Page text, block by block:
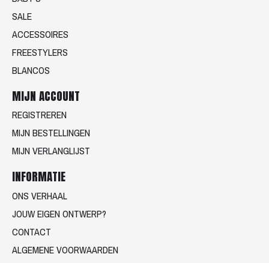
SALE
ACCESSOIRES
FREESTYLERS
BLANCOS
MIJN ACCOUNT
REGISTREREN
MIJN BESTELLINGEN
MIJN VERLANGLIJST
INFORMATIE
ONS VERHAAL
JOUW EIGEN ONTWERP?
CONTACT
ALGEMENE VOORWAARDEN